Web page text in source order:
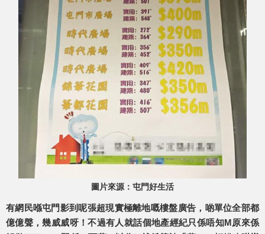
圖片來源：屯門好生活
有網民喺屯門影到呢張超現實極離地嘅樓盤廣告，啲單位全部都
億億聲，幾威威呀！不過有人就話個地產經紀只係唔知M原來係